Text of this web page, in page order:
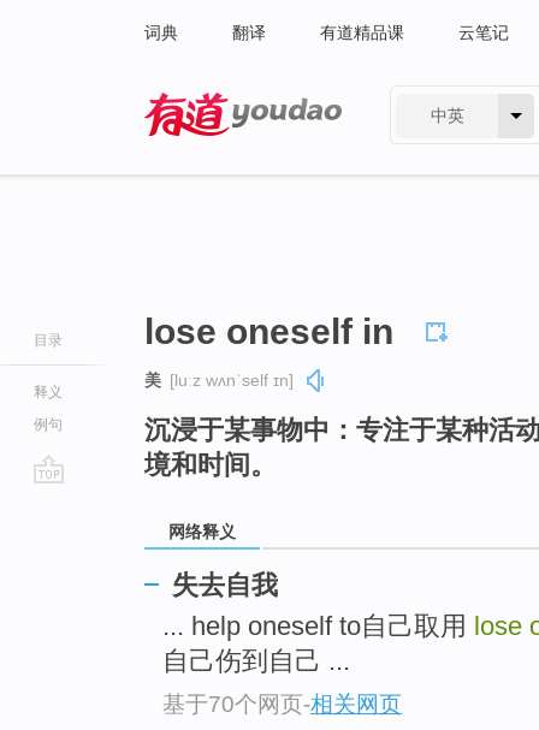
词典 翻译 有道精品课 云笔记
中英
目录
释义
例句
lose oneself in
美 [luːz wʌnˈself ɪn]
沉浸于某事物中：专注于某种活
境和时间。
网络释义
失去自我
... help oneself to自己取用
lose
自己伤到自己 ...
基于70个网页-相关网页